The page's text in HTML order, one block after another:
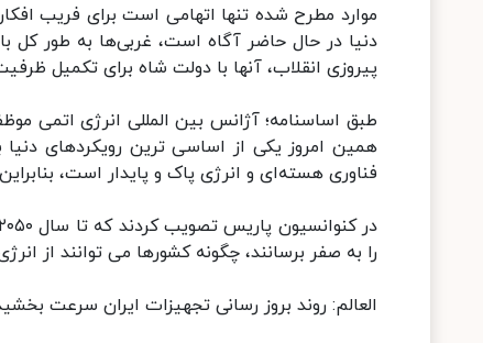
موارد مطرح شده تنها اتهامی است برای فریب
دنیا در حال حاضر آگاه است، غربی‌ها به طور کل
پیروزی انقلاب، آنها با دولت شاه برای تکمیل
طبق اساسنامه؛ آژانس بین المللی انرژی اتمی
همین امروز یکی از اساسی ترین رویکردهای
فناوری هسته‌ای و انرژی پاک و پایدار است،
را به صفر برسانند، چگونه کشورها می توانند از
العالم: روند بروز رسانی تجهیزات ایران سرعت